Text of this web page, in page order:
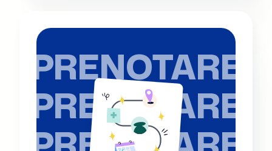
PRENOTARE
PRENOTARE